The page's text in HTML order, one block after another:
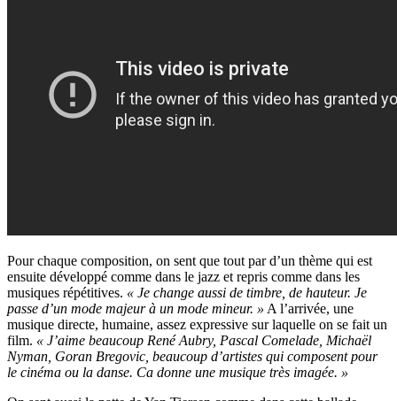
Pour chaque composition, on sent que tout par d’un thème qui est
ensuite développé comme dans le jazz et repris comme dans les
musiques répétitives. « Je change aussi de timbre, de hauteur. Je
passe d’un mode majeur à un mode mineur. » A l’arrivée, une
musique directe, humaine, assez expressive sur laquelle on se fait un
film. « J’aime beaucoup René Aubry, Pascal Comelade, Michaël
Nyman, Goran Bregovic, beaucoup d’artistes qui composent pour
le cinéma ou la danse. Ca donne une musique très imagée. »